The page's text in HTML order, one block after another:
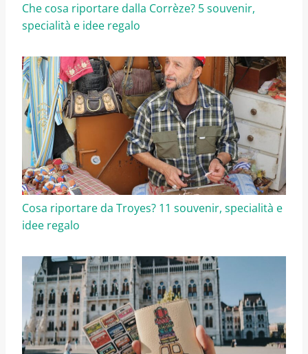
Che cosa riportare dalla Corrèze? 5 souvenir,
specialità e idee regalo
Cosa riportare da Troyes? 11 souvenir, specialità e
idee regalo